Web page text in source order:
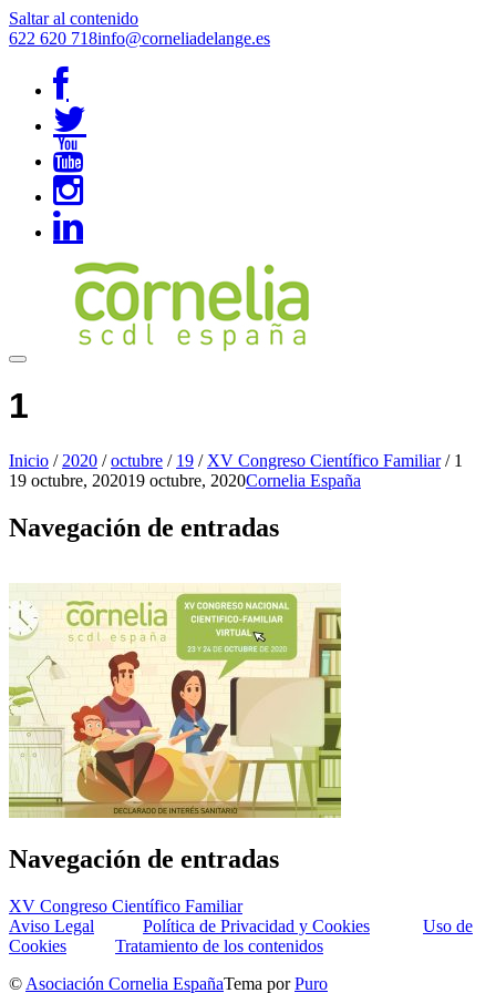
Saltar al contenido
622 620 718info@corneliadelange.es
1
Inicio / 2020 / octubre / 19 / XV Congreso Científico Familiar / 1
19 octubre, 202019 octubre, 2020Cornelia España
Navegación de entradas
Navegación de entradas
XV Congreso Científico Familiar
Aviso Legal
Política de Privacidad y Cookies
Uso de
Cookies
Tratamiento de los contenidos
© Asociación Cornelia EspañaTema porPuro